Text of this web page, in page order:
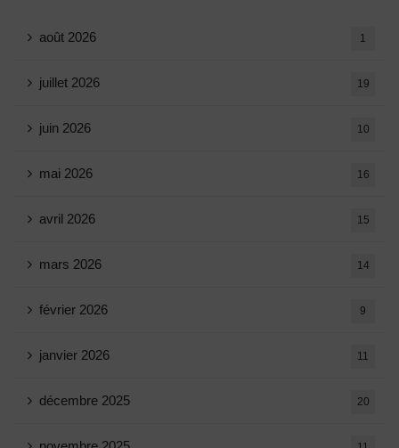
août 2026 1
juillet 2026 19
juin 2026 10
mai 2026 16
avril 2026 15
mars 2026 14
février 2026 9
janvier 2026 11
décembre 2025 20